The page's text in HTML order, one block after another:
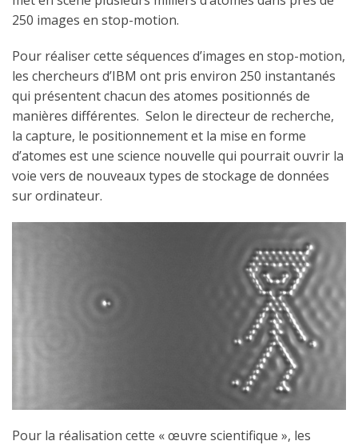
250 images en stop-motion.
Pour réaliser cette séquences d’images en stop-motion,
les chercheurs d’IBM ont pris environ 250 instantanés
qui présentent chacun des atomes positionnés de
manières différentes. Selon le directeur de recherche,
la capture, le positionnement et la mise en forme
d’atomes est une science nouvelle qui pourrait ouvrir la
voie vers de nouveaux types de stockage de données
sur ordinateur.
Pour la réalisation cette « œuvre scientifique », les